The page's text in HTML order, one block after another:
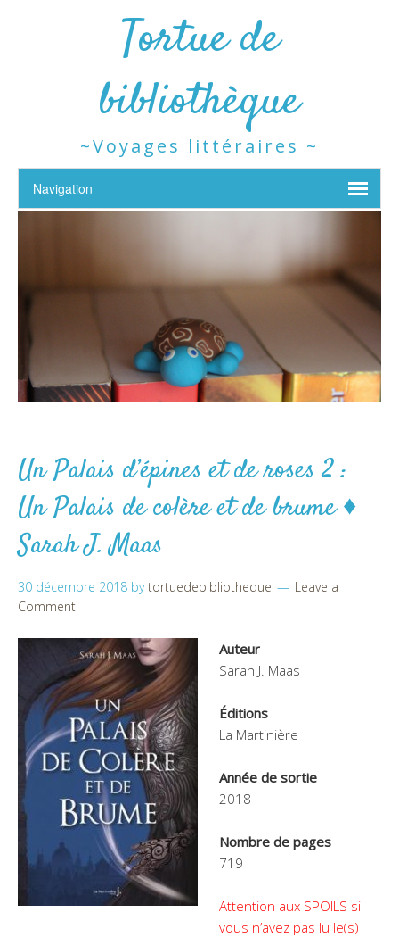
Tortue de
bibliothèque
~Voyages littéraires ~
Un Palais d’épines et de roses 2 :
Un Palais de colère et de brume ♦
Sarah J. Maas
30 décembre 2018 bytortuedebibliotheque
Leave a
Comment
Auteur
Sarah J. Maas
Éditions
La Martinière
Année de sortie
2018
Nombre de pages
719
Attention aux SPOILS si
vous n’avez pas lu le(s)